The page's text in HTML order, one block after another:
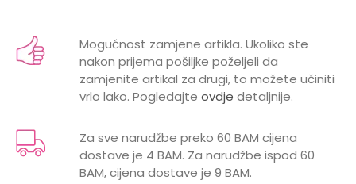
Kategorija
Majice
Brend
DIRKJE
Email
Mogućnost zamjene artikla. Ukoliko ste
nakon prijema pošiljke poželjeli da
zamjenite artikal za drugi, to možete učiniti
vrlo lako. Pogledajte ovdje detaljnije.
Za sve narudžbe preko 60 BAM cijena
dostave je 4 BAM. Za narudžbe ispod 60
BAM, cijena dostave je 9 BAM.